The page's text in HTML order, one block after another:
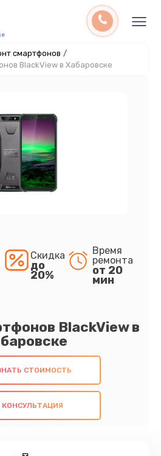
смартфонов /
BlackView в Хабаровске
BlackView в
Скидка
до
20%
Время
ремонта
от 20
мин
СТОИМОСТЬ
КОНСУЛЬТАЦИЯ